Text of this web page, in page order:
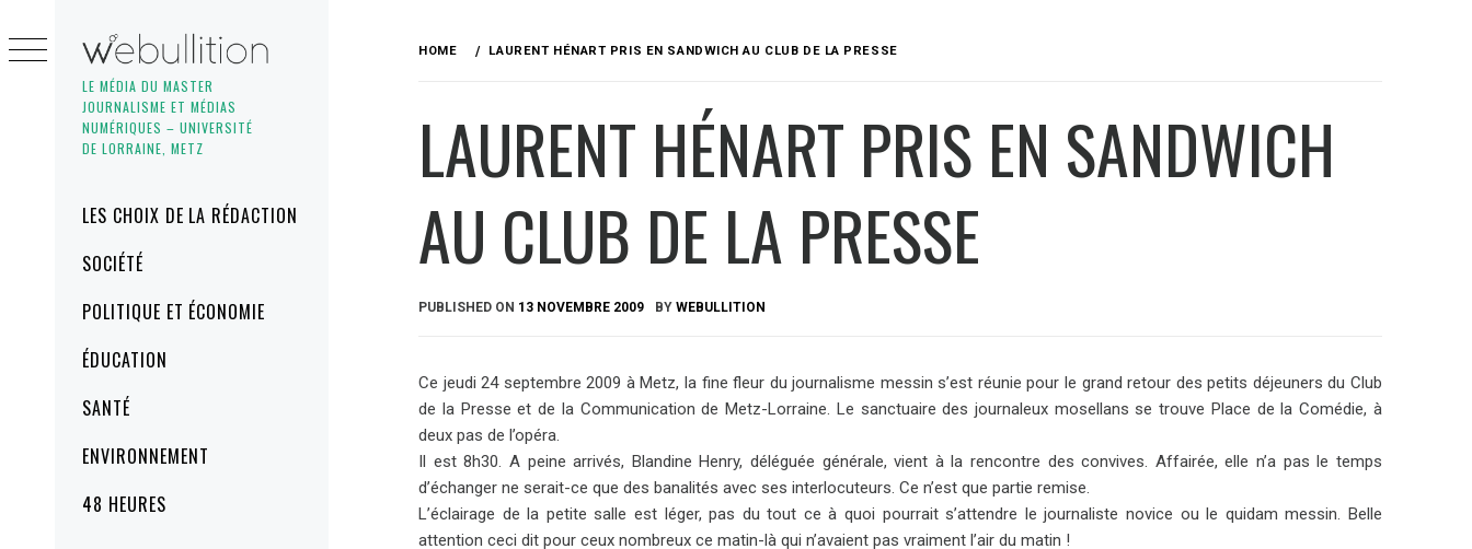
LE MÉDIA DU MASTER
JOURNALISME ET MÉDIAS
NUMÉRIQUES – UNIVERSITÉ
DE LORRAINE, METZ
MenuLES CHOIX DE LA RÉDACTION
SOCIÉTÉ
POLITIQUE ET ÉCONOMIE
ÉDUCATION
SANTÉ
ENVIRONNEMENT
48 HEURES
to
content
HOME LAURENT HÉNART PRIS EN SANDWICH AU CLUB DE LA PRESSE
LAURENT HÉNART PRIS EN SANDWICH
AU CLUB DE LA PRESSE
PUBLISHED ON 13 NOVEMBRE 2009 BYWEBULLITION
Ce jeudi 24 septembre 2009 à Metz, la fine fleur du journalisme messin s’est réunie pour le grand retour des petits déjeuners du Club
de la Presse et de la Communication de Metz-Lorraine. Le sanctuaire des journaleux mosellans se trouve Place de la Comédie, à
deux pas de l’opéra.
Il est 8h30. A peine arrivés, Blandine Henry, déléguée générale, vient à la rencontre des convives. Affairée, elle n’a pas le temps
d’échanger ne serait-ce que des banalités avec ses interlocuteurs. Ce n’est que partie remise.
L’éclairage de la petite salle est léger, pas du tout ce à quoi pourrait s’attendre le journaliste novice ou le quidam messin. Belle
attention ceci dit pour ceux nombreux ce matin-là qui n’avaient pas vraiment l’air du matin !